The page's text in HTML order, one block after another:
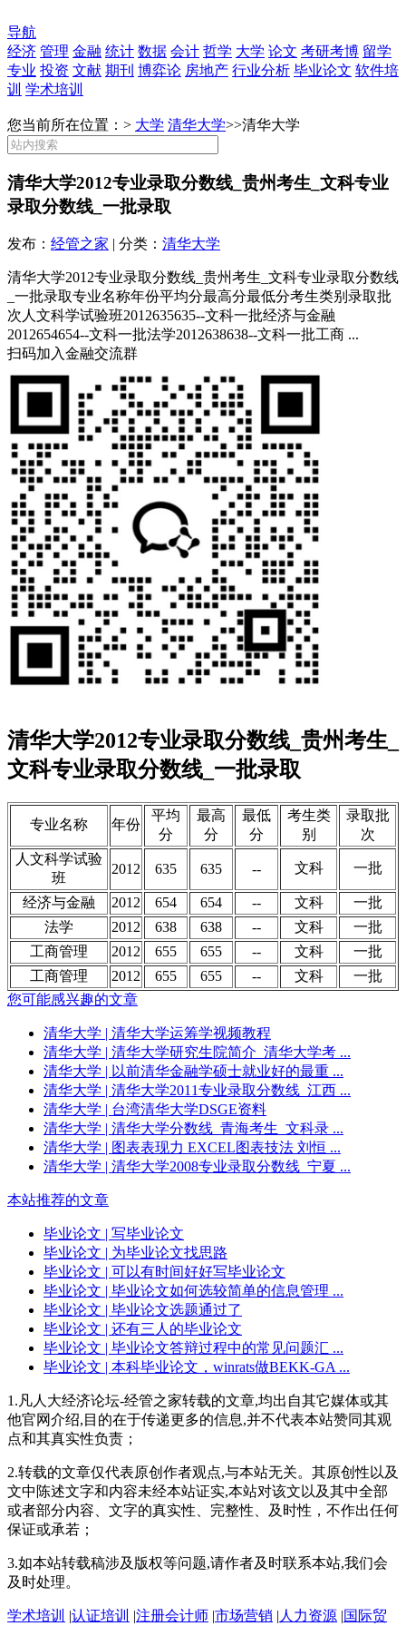
导航
经济 管理 金融 统计 数据 会计 哲学 大学 论文 考研考博 留学
专业 投资 文献 期刊 博弈论 房地产 行业分析 毕业论文 软件培
训 学术培训
您当前所在位置：> 大学 清华大学>>清华大学
清华大学2012专业录取分数线_贵州考生_文科专业
录取分数线_一批录取
发布： 经管之家 | 分类： 清华大学
清华大学2012专业录取分数线_贵州考生_文科专业录取分数线
_一批录取专业名称年份平均分最高分最低分考生类别录取批
次人文科学试验班2012635635--文科一批经济与金融
2012654654--文科一批法学2012638638--文科一批工商 ...
扫码加入金融交流群
清华大学2012专业录取分数线_贵州考生_
文科专业录取分数线_一批录取
专业名称 年份
平均
分
最高
分
最低
分
考生类
别
录取批
次
人文科学试验
班
2012 635 635 -- 文科 一批
经济与金融 2012 654 654 -- 文科
一批
法学
2012 638 638 -- 文科
一批
工商管理
2012 655 655 -- 文科
一批
工商管理
2012 655 655 -- 文科
一批
您可能感兴趣的文章
清华大学 | 清华大学运筹学视频教程
清华大学 | 清华大学研究生院简介_清华大学考 ...
清华大学 | 以前清华金融学硕士就业好的最重 ...
清华大学 | 清华大学2011专业录取分数线_江西 ...
清华大学 | 台湾清华大学DSGE资料
清华大学 | 清华大学分数线_青海考生_文科录 ...
清华大学 | 图表表现力 EXCEL图表技法 刘恒 ...
清华大学 | 清华大学2008专业录取分数线_宁夏 ...
本站推荐的文章
毕业论文 | 写毕业论文
毕业论文 | 为毕业论文找思路
毕业论文 | 可以有时间好好写毕业论文
毕业论文 | 毕业论文如何选较简单的信息管理 ...
毕业论文 | 毕业论文选题通过了
毕业论文 | 还有三人的毕业论文
毕业论文 | 毕业论文答辩过程中的常见问题汇 ...
毕业论文 | 本科毕业论文，winrats做BEKK-GA ...
1.凡人大经济论坛-经管之家转载的文章,均出自其它媒体或其
他官网介绍,目的在于传递更多的信息,并不代表本站赞同其观
点和其真实性负责；
2.转载的文章仅代表原创作者观点,与本站无关。其原创性以及
文中陈述文字和内容未经本站证实,本站对该文以及其中全部
或者部分内容、文字的真实性、完整性、及时性，不作出任何
保证或承若；
3.如本站转载稿涉及版权等问题,请作者及时联系本站,我们会
及时处理。
学术培训 |认证培训 |注册会计师 |市场营销 | 人力资源 |国际贸